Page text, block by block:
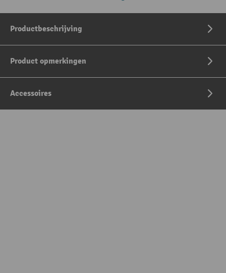
Productbeschrijving
Product opmerkingen
Accessoires